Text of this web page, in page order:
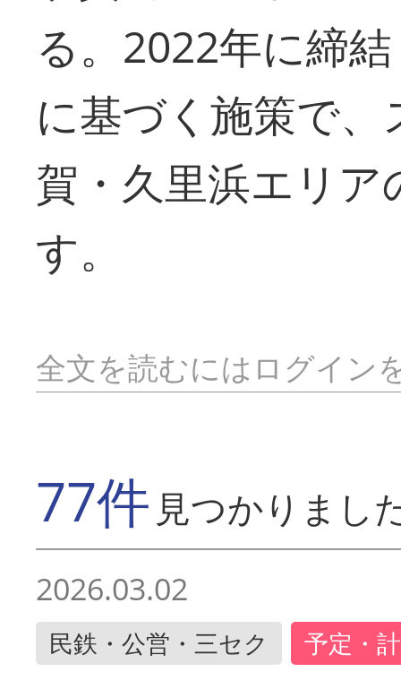
る。2022年に締
に基づく施策で
賀・久里浜エリ
す。
全文を読むにはログイン
77件 見つかりまし
2026.03.02
民鉄・公営・三セク 予定・